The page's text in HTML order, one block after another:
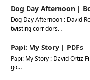
Dog Day Afternoon |
Dog Day Afternoon : David
twisting corridors…
Papi: My Story | PDFs
Papi: My Story : David Ortiz
go…